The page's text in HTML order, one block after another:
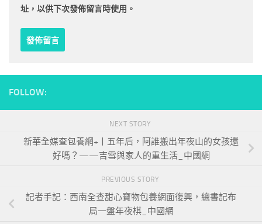
址，以供下次發佈留言時使用。
FOLLOW:
NEXT STORY
新華全媒查包養網+丨五年后，阿誰搬出年夜山的女孩還
好嗎？——吉雪與家人的重生活_中國網
PREVIOUS STORY
記者手記：西南全查甜心寶物包養網面復興，總書記布
局一盤年夜棋_中國網